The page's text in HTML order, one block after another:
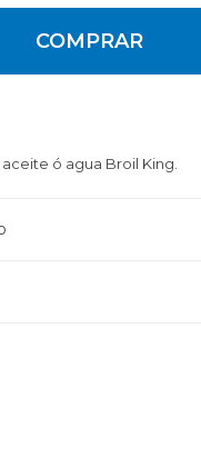
COMPRAR
ó agua Broil King.